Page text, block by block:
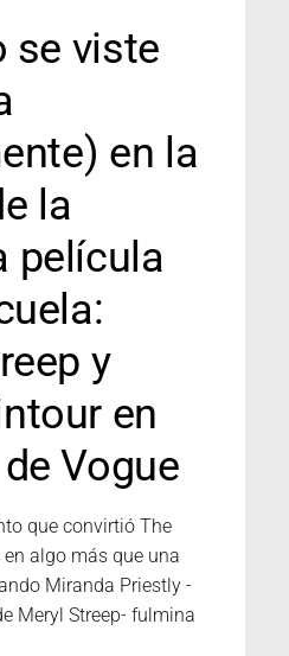
se viste
en la
la
película
y
en
Vogue
que convirtió The
en algo más que una
Miranda Priestly -
Meryl Streep- fulmina